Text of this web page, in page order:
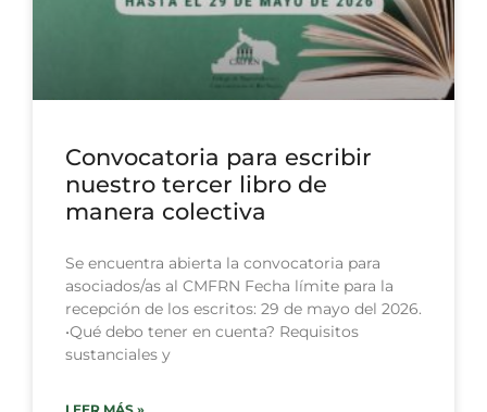
Convocatoria para escribir
nuestro tercer libro de
manera colectiva
Se encuentra abierta la convocatoria para
asociados/as al CMFRN Fecha límite para la
recepción de los escritos: 29 de mayo del 2026.
•Qué debo tener en cuenta? Requisitos
sustanciales y